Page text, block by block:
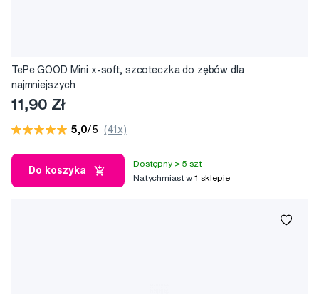
TePe GOOD Mini x-soft, szcoteczka do zębów dla
najmniejszych
11,90 Zł
5,0/5 (41x)
Do koszyka
Dostępny > 5 szt
Natychmiast w1 sklepie